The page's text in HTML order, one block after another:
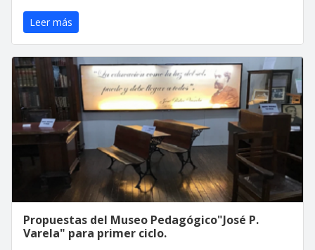
Leer más
Propuestas del Museo Pedagógico"José P.
Varela" para primer ciclo.